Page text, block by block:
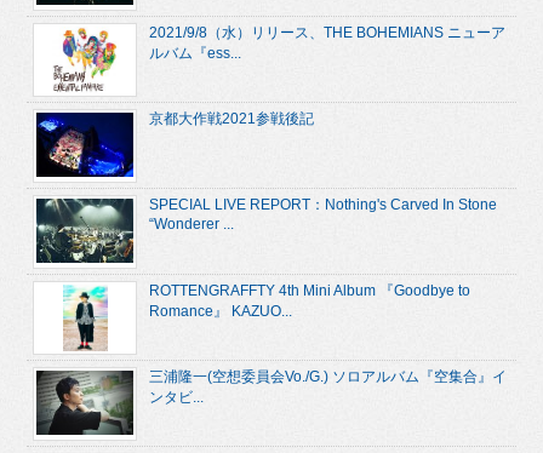
2021/9/8（水）リリース、THE BOHEMIANS ニューア
ルバム『ess...
京都大作戦2021参戦後記
SPECIAL LIVE REPORT：Nothing's Carved In Stone
“Wonderer ...
ROTTENGRAFFTY 4th Mini Album 『Goodbye to
Romance』 KAZUO...
三浦隆一(空想委員会Vo./G.) ソロアルバム『空集合』イ
ンタビ...